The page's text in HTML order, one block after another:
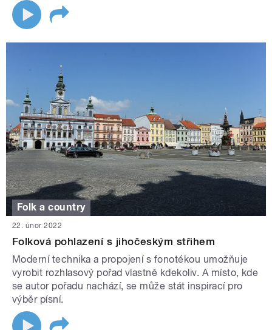
Folk a country
22. únor 2022
Folková pohlazení s jihočeským střihem
Moderní technika a propojení s fonotékou umožňuje
vyrobit rozhlasový pořad vlastně kdekoliv. A místo, kde
se autor pořadu nachází, se může stát inspirací pro
výběr písní.